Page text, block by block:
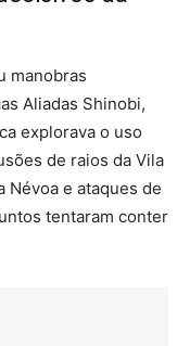
manobras
Aliadas Shinobi,
explorava o uso
de raios da Vila
Névoa e ataques de
tentaram conter